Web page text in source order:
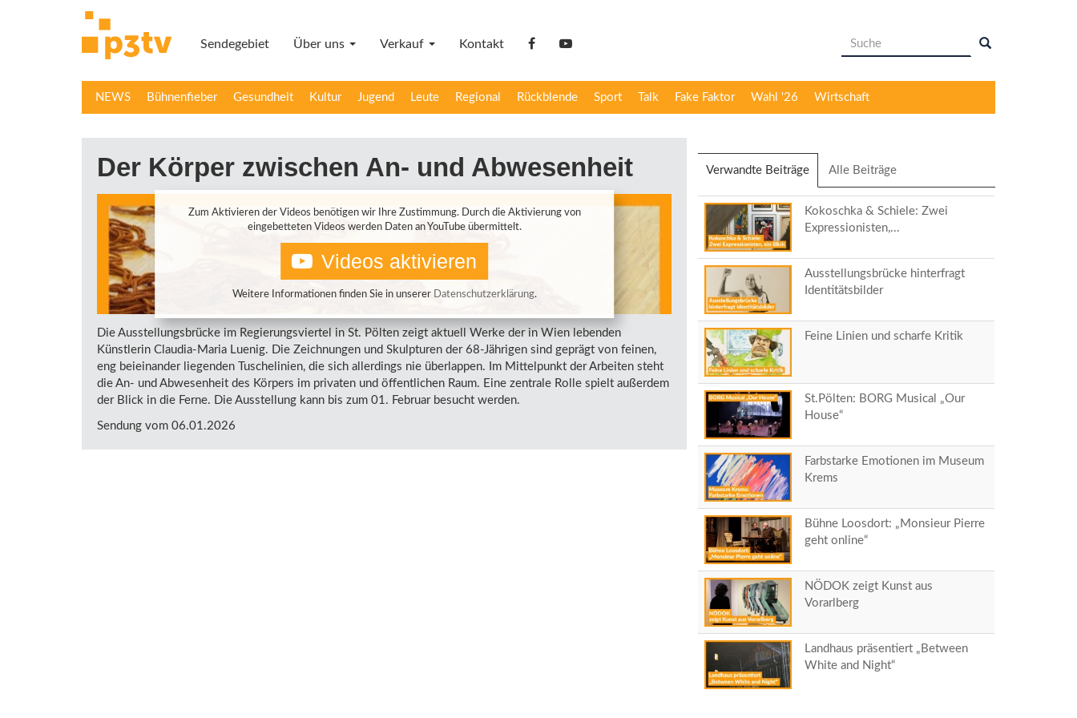
Sendegebiet Über uns Verkauf Kontakt facebookYouTube Suchformular
NEWS Bühnenfieber Gesundheit Kultur Jugend Leute Regional Rückblende Sport Talk Fake Faktor Wahl '26 Wirtschaft
Der Körper zwischen An- und Abwesenheit
Zum Aktivieren der Videos benötigen wir Ihre Zustimmung. Durch die Aktivierung von
eingebetteten Videos werden Daten an YouTube übermittelt.
Videos aktivieren
Weitere Informationen finden Sie in unserer Datenschutzerklärung.
Die Ausstellungsbrücke im Regierungsviertel in St. Pölten zeigt aktuell Werke der in Wien lebenden
Künstlerin Claudia-Maria Luenig. Die Zeichnungen und Skulpturen der 68-Jährigen sind geprägt von feinen,
eng beieinander liegenden Tuschelinien, die sich allerdings nie überlappen. Im Mittelpunkt der Arbeiten steht
die An- und Abwesenheit des Körpers im privaten und öffentlichen Raum. Eine zentrale Rolle spielt außerdem
der Blick in die Ferne. Die Ausstellung kann bis zum 01. Februar besucht werden.
Sendung vom 06.01.2026
Verwandte Beiträge (aktiver
Reiter)
Alle Beiträge
Kokoschka & Schiele: Zwei
Expressionisten,...
Ausstellungsbrücke hinterfragt
Identitätsbilder
Feine Linien und scharfe Kritik
St.Pölten: BORG Musical „Our
House“
Farbstarke Emotionen im Museum
Krems
Bühne Loosdort: „Monsieur Pierre
geht online“
NÖDOK zeigt Kunst aus
Vorarlberg
Landhaus präsentiert „Between
White and Night“